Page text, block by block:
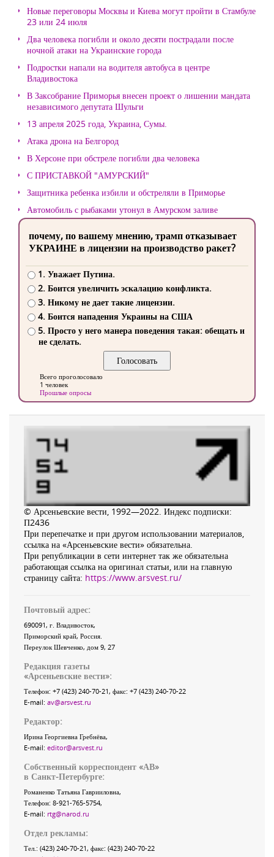
Новые переговоры Москвы и Киева могут пройти в Стамбуле
23 или 24 июля
Два человека погибли и около десяти пострадали после
ночной атаки на Украинские города
Подростки напали на водителя автобуса в центре
Владивостока
В Заксобрание Приморья внесен проект о лишении мандата
независимого депутата Шульги
13 апреля 2025 года, Украина, Сумы.
Атака дрона на Белгород
В Херсоне при обстреле погибли два человека
С ПРИСТАВКОЙ "АМУРСКИЙ"
Защитника ребенка избили и обстреляли в Приморье
Автомобиль с рыбаками утонул в Амурском заливе
почему, по вашему мнению, трамп отказывает
УКРАИНЕ в лицензии на производство ракет?
1. Уважает Путина.
2. Боится увеличить эскалацию конфликта.
3. Никому не дает такие лицензии.
4. Боится нападения Украины на США
5. Просто у него манера поведения такая: обещать и
не сделать.
Всего проголосовало
1 человек
Прошлые опросы
© Арсеньевские вести, 1992—2022. Индекс подписки:
П2436
При перепечатке и при другом использовании материалов,
ссылка на «Арсеньевские вести» обязательна.
При републикации в сети интернет так же обязательна
работающая ссылка на оригинал статьи, или на главную
страницу сайта: https://www.arsvest.ru/
Почтовый адрес:
690091, г. Владивосток,
Приморский край, Россия
Переулок Шевченко, дом 9, 27
Редакция газеты
«Арсеньевские вести»:
Телефон: +7 (423) 240-70-21, факс: +7 (423) 240-70-22
E-mail: av@arsvest.ru
Редактор:
Ирина Георгиевна Гребнёва,
E-mail: editor@arsvest.ru
Собственный корреспондент «АВ»
в Санкт-Петербурге:
Романенко Татьяна Гаврииловна,
Телефон: 8-921-765-5754,
E-mail: rtg@narod.ru
Отдел рекламы:
Тел.: (423) 240-70-21, факс: (423) 240-70-22